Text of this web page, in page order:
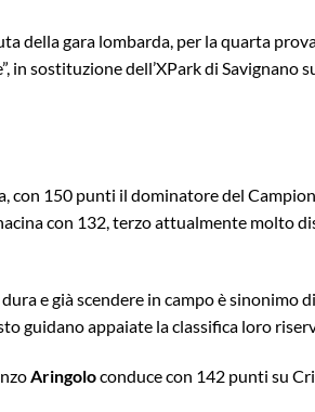
della gara lombarda, per la quarta
in sostituzione dell’XPark di Savignano
con 150 punti il dominatore del
con 132, terzo attualmente molto
e già scendere in campo è
guidano appaiate la classifica loro
Aringoloconduce con 142 punti su